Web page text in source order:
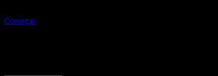
Começar